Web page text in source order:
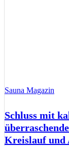
Sauna Magazin
Schluss mit
Kreislauf und